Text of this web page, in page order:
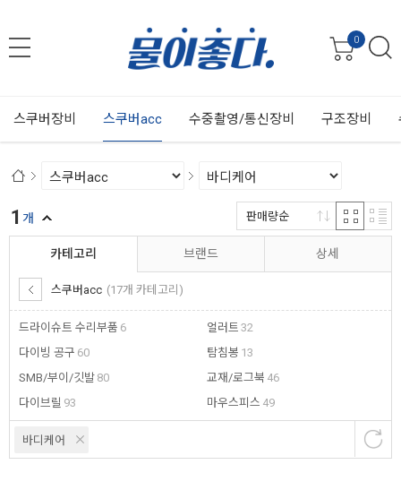
0
스쿠버장비 스쿠버acc 수중촬영/통신장비 구조장비
카테고리
스쿠버acc (17개 카테고리)
드라이슈트 수리부품 6
다이빙 공구 60
SMB/부이/깃발 80
다이브릴 93
얼러트 32
탐침봉 13
교재/로그북 46
마우스피스 49
브랜드 상세
바디케어
1 개 판매량순